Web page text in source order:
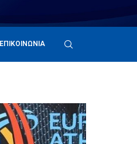
ΕΠΙΚΟΙΝΩΝΊΑ